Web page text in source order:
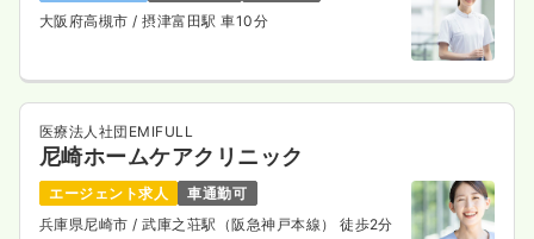
大阪府高槻市 / 摂津富田駅 車10分
医療法人社団EMIFULL
尼崎ホームケアクリニック
エージェント求人
車通勤可
兵庫県尼崎市 / 武庫之荘駅（阪急神戸本線） 徒歩2分